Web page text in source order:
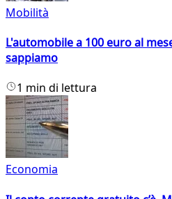
Mobilità
L'automobile a 100 euro al
sappiamo
1 min di lettura
Economia